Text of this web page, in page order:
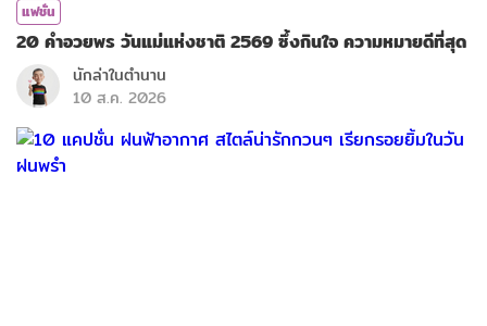
แฟชั่น
20 คำอวยพร วันแม่แห่งชาติ 2569 ซึ้งกินใจ ความหมายดีที่สุด
นักล่าในตำนาน
10 ส.ค. 2026